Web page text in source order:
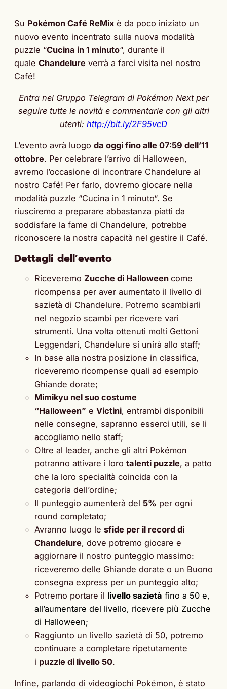
Su Pokémon Café ReMix è da poco iniziato un
nuovo evento incentrato sulla nuova modalità
puzzle “Cucina in 1 minuto“, durante il
quale Chandelure verrà a farci visita nel nostro
Café!
Entra nel Gruppo Telegram di Pokémon Next per
seguire tutte le novità e commentarle con gli altri
utenti: http://bit.ly/2F95vcD
L’evento avrà luogo da oggi fino alle 07:59 dell’11
ottobre. Per celebrare l’arrivo di Halloween,
avremo l’occasione di incontrare Chandelure al
nostro Café! Per farlo, dovremo giocare nella
modalità puzzle “Cucina in 1 minuto“. Se
riusciremo a preparare abbastanza piatti da
soddisfare la fame di Chandelure, potrebbe
riconoscere la nostra capacità nel gestire il Café.
Dettagli dell’evento
Riceveremo Zucche di Halloween come
ricompensa per aver aumentato il livello di
sazietà di Chandelure. Potremo scambiarli
nel negozio scambi per ricevere vari
strumenti. Una volta ottenuti molti Gettoni
Leggendari, Chandelure si unirà allo staff;
In base alla nostra posizione in classifica,
riceveremo ricompense quali ad esempio
Ghiande dorate;
Mimikyu nel suo costume
“Halloween” e Victini, entrambi disponibili
nelle consegne, sapranno esserci utili, se li
accogliamo nello staff;
Oltre al leader, anche gli altri Pokémon
potranno attivare i loro talenti puzzle, a patto
che la loro specialità coincida con la
categoria dell’ordine;
Il punteggio aumenterà del 5% per ogni
round completato;
Avranno luogo le sfide per il record di
Chandelure, dove potremo giocare e
aggiornare il nostro punteggio massimo:
riceveremo delle Ghiande dorate o un Buono
consegna express per un punteggio alto;
Potremo portare il livello sazietà fino a 50 e,
all’aumentare del livello, ricevere più Zucche
di Halloween;
Raggiunto un livello sazietà di 50, potremo
continuare a completare ripetutamente
i puzzle di livello 50.
Infine, parlando di videogiochi Pokémon, è stato